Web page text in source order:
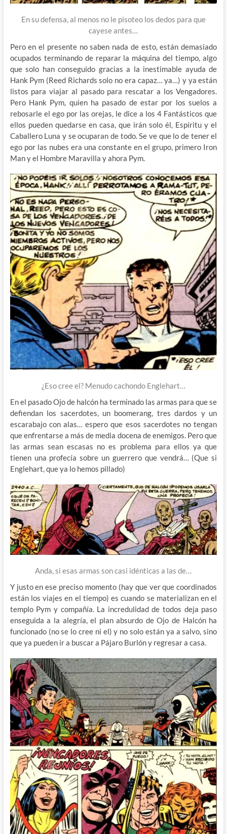
En su defensa, al menos no le pisoteo los dedos para que
cayese antes…
Pero en el presente no saben nada de esto, están demasiado
ocupados terminando de reparar la máquina del tiempo, algo
que solo han conseguido gracias a la inestimable ayuda de
Hank Pym (Reed Richards solo no era capaz… ya…) y ya están
listos para viajar al pasado para rescatar a los Vengadores.
Pero Hank Pym, quien ha pasado de estar por los suelos a
rebosarle el ego por las orejas, le dice a los 4 Fantásticos que
ellos pueden quedarse en casa, que irán solo él, Espíritu y el
Caballero Luna y se ocuparan de todo. Se ve que lo de tener el
ego por las nubes era una constante en el grupo, primero Iron
Man y el Hombre Maravilla y ahora Pym.
¿Eso cree el? Menudo cachondo Englehart…
En el pasado Ojo de halcón ha terminado las armas para que se
defiendan los sacerdotes, un boomerang, tres dardos y un
escarabajo con alas… espero que esos sacerdotes no tengan
que enfrentarse a más de media docena de enemigos. Pero que
las armas sean escasas no es problema para ellos ya que
tienen una profecía sobre un guerrero que vendrá… (Que si
Englehart, que ya lo hemos pillado)
Anda, si esas armas son casi idénticas a las de…
Y justo en ese preciso momento (hay que ver que coordinados
están los viajes en el tiempo) es cuando se materializan en el
templo Pym y compañía. La incredulidad de todos deja paso
enseguida a la alegría, el plan absurdo de Ojo de Halcón ha
funcionado (no se lo cree ni el) y no solo están ya a salvo, sino
que ya pueden ir a buscar a Pájaro Burlón y regresar a casa.